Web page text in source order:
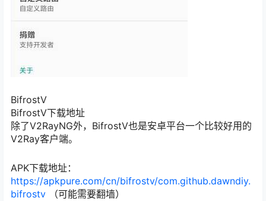
BifrostV
BifrostV下载地址
除了V2RayNG外，BifrostV也是安卓平台一个比较好用的
V2Ray客户端。
APK下载地址：
https://apkpure.com/cn/bifrostv/com.github.dawndiy.
bifrostv （可能需要翻墙）